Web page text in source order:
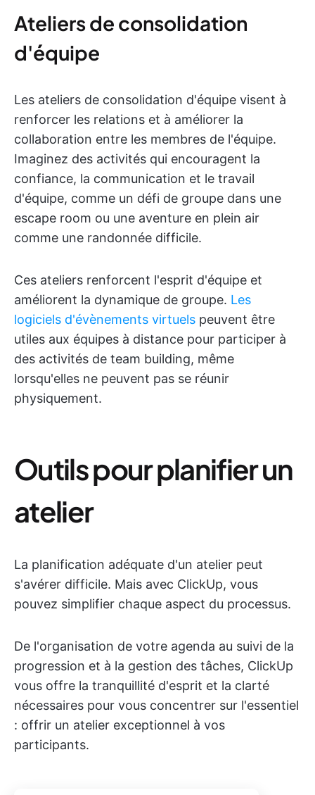
Ateliers de consolidation
d'équipe
Les ateliers de consolidation d'équipe visent à
renforcer les relations et à améliorer la
collaboration entre les membres de l'équipe.
Imaginez des activités qui encouragent la
confiance, la communication et le travail
d'équipe, comme un défi de groupe dans une
escape room ou une aventure en plein air
comme une randonnée difficile.
Ces ateliers renforcent l'esprit d'équipe et
améliorent la dynamique de groupe. Les
logiciels d'évènements virtuels peuvent être
utiles aux équipes à distance pour participer à
des activités de team building, même
lorsqu'elles ne peuvent pas se réunir
physiquement.
Outils pour planifier un
atelier
La planification adéquate d'un atelier peut
s'avérer difficile. Mais avec ClickUp, vous
pouvez simplifier chaque aspect du processus.
De l'organisation de votre agenda au suivi de la
progression et à la gestion des tâches, ClickUp
vous offre la tranquillité d'esprit et la clarté
nécessaires pour vous concentrer sur l'essentiel
: offrir un atelier exceptionnel à vos
participants.